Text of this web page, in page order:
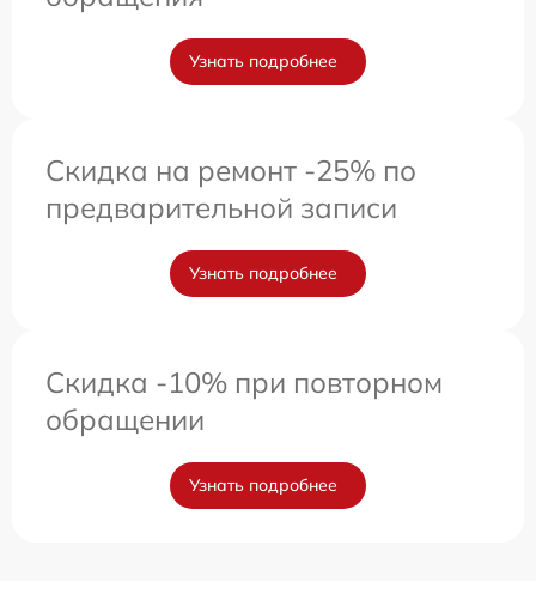
Узнать подробнее
Скидка на ремонт -25% по
предварительной записи
Узнать подробнее
Скидка -10% при повторном
обращении
Узнать подробнее